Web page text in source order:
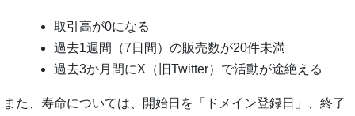
取引高が0になる
過去1週間（7日間）の販売数が20件未満
過去3か月間にX（旧Twitter）で活動が途絶える
また、寿命については、開始日を「ドメイン登録日」、終了